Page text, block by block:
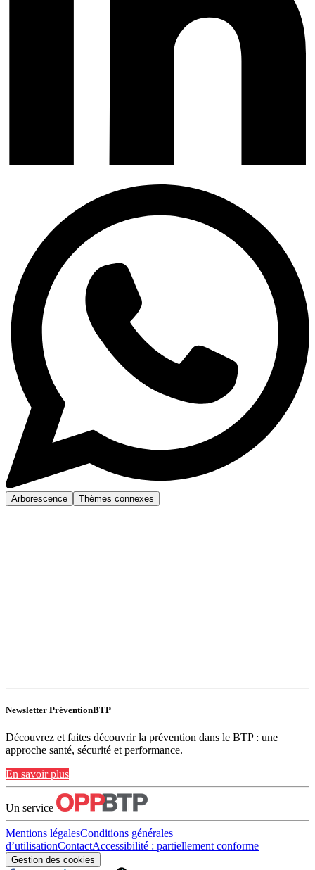
Arborescence Thèmes connexes
Newsletter PréventionBTP
Découvrez et faites découvrir la prévention dans le BTP : une
approche santé, sécurité et performance.
En savoir plus
Un service
Mentions légalesConditions générales
d’utilisationContactAccessibilité : partiellement conforme
Gestion des cookies